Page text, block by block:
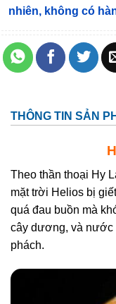
nhiên, không có
THÔNG TIN SẢN
Theo thần thoại Hy
mặt trời Helios bị
quá đau buồn mà
cây dương, và nước
phách.